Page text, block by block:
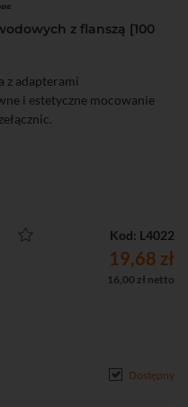
z flanszą [100
z adapterami
i estetyczne mocowanie
Kod: L4022
19,68 zł
16,00 zł netto
Dostępny